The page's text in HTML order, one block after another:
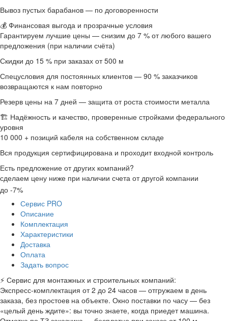
Вывоз пустых барабанов — по договоренности
💰 Финансовая выгода и прозрачные условия
Гарантируем лучшие цены — снизим до 7 % от любого вашего
предложения (при наличии счёта)
Скидки до 15 % при заказах от 500 м
Спецусловия для постоянных клиентов — 90 % заказчиков
возвращаются к нам повторно
Резерв цены на 7 дней — защита от роста стоимости металла
🏗 Надёжность и качество, проверенные стройками федерального
уровня
10 000 + позиций кабеля на собственном складе
Вся продукция сертифицирована и проходит входной контроль
Есть предложение от других компаний?
сделаем цену ниже при наличии счета от другой компании
до -7%
Сервис PRO
Описание
Комплектация
Характеристики
Доставка
Оплата
Задать вопрос
⚡ Сервис для монтажных и строительных компаний:
Экспресс-комплектация от 2 до 24 часов — отгружаем в день
заказа, без простоев на объекте. Окно поставки по часу — без
«целый день ждите»: вы точно знаете, когда приедет машина.